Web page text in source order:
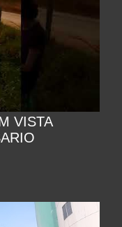
VISTA